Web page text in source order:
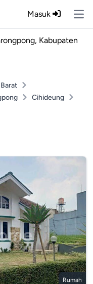
Masuk
Kabupaten
Cihideung
Rumah